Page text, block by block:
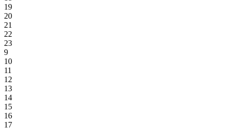
19
20
21
22
23
9
10
11
12
13
14
15
16
17